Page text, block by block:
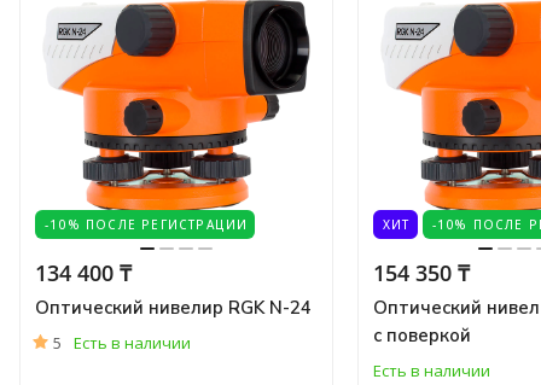
-10% ПОСЛЕ РЕГИСТРАЦИИ
134 400 ₸
Оптический нивелир RGK N-24
5 Есть в наличии
ХИТ -10% ПОСЛЕ
154 350 ₸
Оптический
с поверкой
Есть в наличии